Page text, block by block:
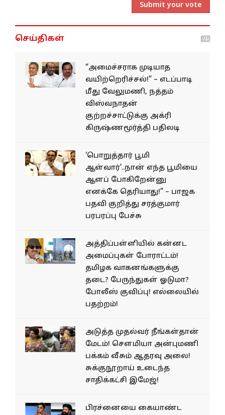
Submit your vote
செய்திகள்
“அமைச்சராக முடியாத
வயிற்றெரிச்சல்!” – எடப்பாடி
மீது வேலுமணி, நத்தம்
விஸ்வநாதன்
குற்றச்சாட்டுக்கு அக்ரி
கிருஷ்ணமூர்த்தி பதிலடி
‘பொறுத்தார் பூமி
ஆள்வார்’..நான் எந்த பூமியை
ஆளப் போகிறேன்னு
எனக்கே தெரியாது!” – பாஜக
பதவி குறித்து சரத்குமார்
பரபரப்பு பேச்சு
அத்திப்பள்ளியில் கன்னட
அமைப்புகள் போராட்டம்!
தமிழக வாகனங்களுக்கு
தடை? பேருந்துகள் ஓடுமா?
போலீஸ் குவிப்பு! எல்லையில்
பதற்றம்!
அடுத்த முதல்வர் நீங்கள்தான்
மேடம்! சௌமியா அன்புமணி
பக்கம் வீசும் ஆதரவு அலை!
சுக்குநூறாய் உடைந்த
சாதிக்கட்சி இமேஜ்!
பிரச்னையை கையாண்ட